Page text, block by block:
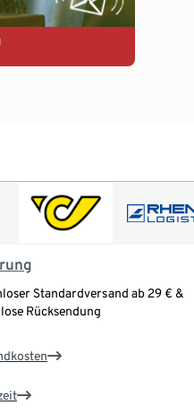
Standardversand ab 29 € &
Rücksendung